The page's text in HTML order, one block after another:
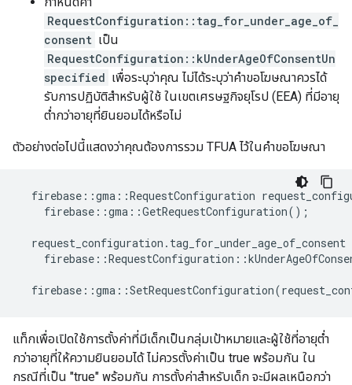
RequestConfiguration::tag_for_under_age_of_
consent เป็น
RequestConfiguration::kUnderAgeOfConsentUn
specified เพื่อระบุว่าคุณ ไม่ได้ระบุว่าคำขอโฆษณาควรได้
รับการปฏิบัติสำหรับผู้ใช้ ในเขตเศรษฐกิจยุโรป (EEA) ที่มีอายุ
ต่ำกว่าอายุที่ยินยอมได้หรือไม่
ตัวอย่างต่อไปนี้แสดงว่าคุณต้องการรวม TFUA ไว้ในคำขอโฆษณา
firebase ::gma ::RequestConfiguration
firebase ::gma ::GetRequestConfiguration();
request_configuration . tag_for_under_age_of_consent
firebase ::RequestConfiguration ::
firebase ::gma ::SetRequestConfiguration(
แท็กเพื่อเปิดใช้การตั้งค่าที่มีเด็กเป็นกลุ่มเป้าหมายและผู้ใช้ที่อายุต่ำ
กว่าอายุที่ให้ความยินยอมได้ ไม่ควรตั้งค่าเป็น true พร้อมกัน ใน
กรณีที่เป็น "true" พร้อมกัน การตั้งค่าสำหรับเด็ก จะมีผลเหนือกว่า